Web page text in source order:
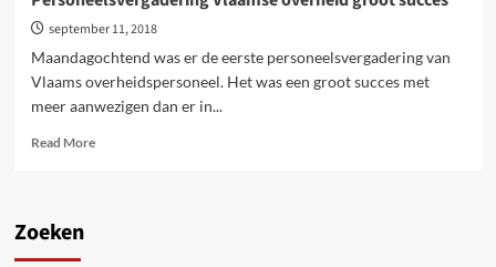
september 11, 2018
Maandagochtend was er de eerste personeelsvergadering van
Vlaams overheidspersoneel. Het was een groot succes met
meer aanwezigen dan er in...
Read MoreRead
Zoeken